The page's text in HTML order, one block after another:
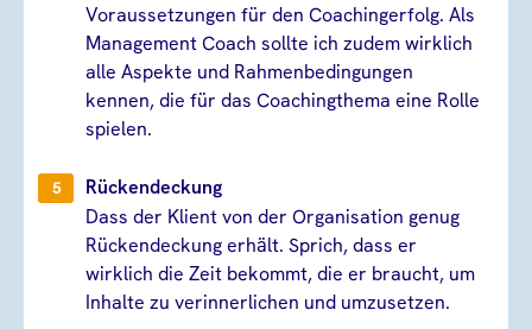
Voraussetzungen für den Coachingerfolg. Als
Management Coach sollte ich zudem wirklich
alle Aspekte und Rahmenbedingungen
kennen, die für das Coachingthema eine Rolle
spielen.
Rückendeckung
Dass der Klient von der Organisation genug
Rückendeckung erhält. Sprich, dass er
wirklich die Zeit bekommt, die er braucht, um
Inhalte zu verinnerlichen und umzusetzen.